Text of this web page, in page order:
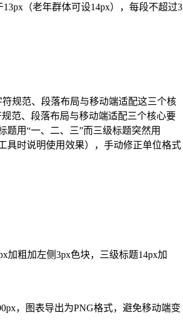
（老年群体可设14px），每段不超过3
规范、段落布局与移动端适配这三个核
范、段落布局与移动端适配三个核心要
用“一、二、三”而三级标题突然用
具时说明使用效果），手动修正单位格式
加粗加左侧3px色块，三级标题14px加
，图表导出为PNG格式，避免移动端变